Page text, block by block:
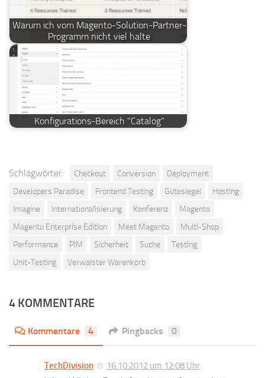
Warum ich vom Magento-Solution-Partner-
Programm nicht viel halte
Konfigurations-Bereich "Catalog"
Schlagwörter: Checkout Conversion
Deployment
Developers Paradise
Frontend Testing Gütesiegel
Hosting
Imagine
Internationalisierung Konferenz
Magento
Magento Enterprise Edition
Meet Magento
Multi-Shop
Performance
PIM Sicherheit Suche
Testing
Unit-Testing
Verwaister Warenkorb
4 KOMMENTARE
Kommentare 4 Pingbacks 0
TechDivision 16.10.2012 um 12:08 Uhr